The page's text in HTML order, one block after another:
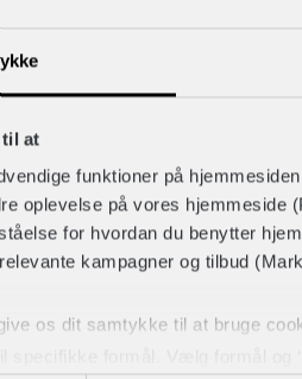
at
funktioner på
oplevelse på vores hjemmeside
for hvordan du benytter
kampagner og tilbud
give os dit samtykke til at bruge